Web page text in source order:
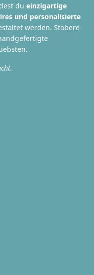
du einzigartige
und personalisierte
werden. Stöbere